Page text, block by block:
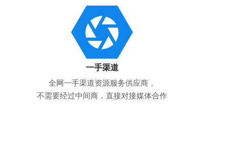
一手渠道
全网一手渠道资源服务供应商，
不需要经过中间商，直接对接媒体合作